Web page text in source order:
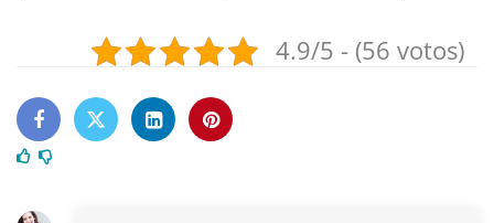
4.9/5 - (56 votos)